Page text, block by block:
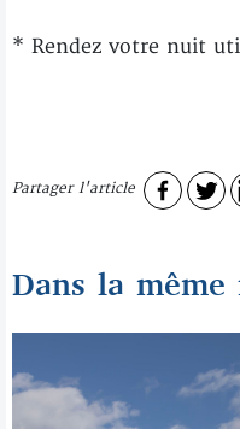
* Rendez votre nuit
Partager l'article
Dans la